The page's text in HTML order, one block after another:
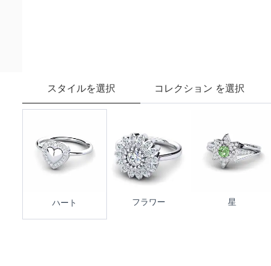
スタイルを選択
ハート フラワー 星
コレクション を選択